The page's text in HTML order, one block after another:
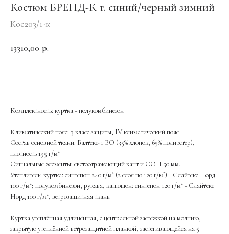
Костюм БРЕНД-К т. синий/черный зимний
Кос203/1-к
13310,00 р.
Комплектность: куртка + полукомбинезон
Климатический пояс: 3 класс защиты, IV климатический пояс
Состав основной ткани: Балтекс-1 ВО (35% хлопок, 65% полиэстер),
плотность 195 г/м²
Сигнальные элементы: светоотражающий кант и СОП 50 мм.
Утеплитель: куртка: синтепон 240 г/м² (2 слоя по 120 г/м²) + Слайтекс Норд
100 г/м²; полукомбинезон, рукава, капюшон: синтепон 120 г/м² + Слайтекс
Норд 100 г/м², ветрозащитная ткань.
Куртка утеплённая удлинённая, с центральной застёжкой на молнию,
закрытую утеплённой ветрозащитной планкой, застегивающейся на 5